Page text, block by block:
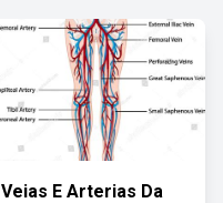
Veias E Arterias Da